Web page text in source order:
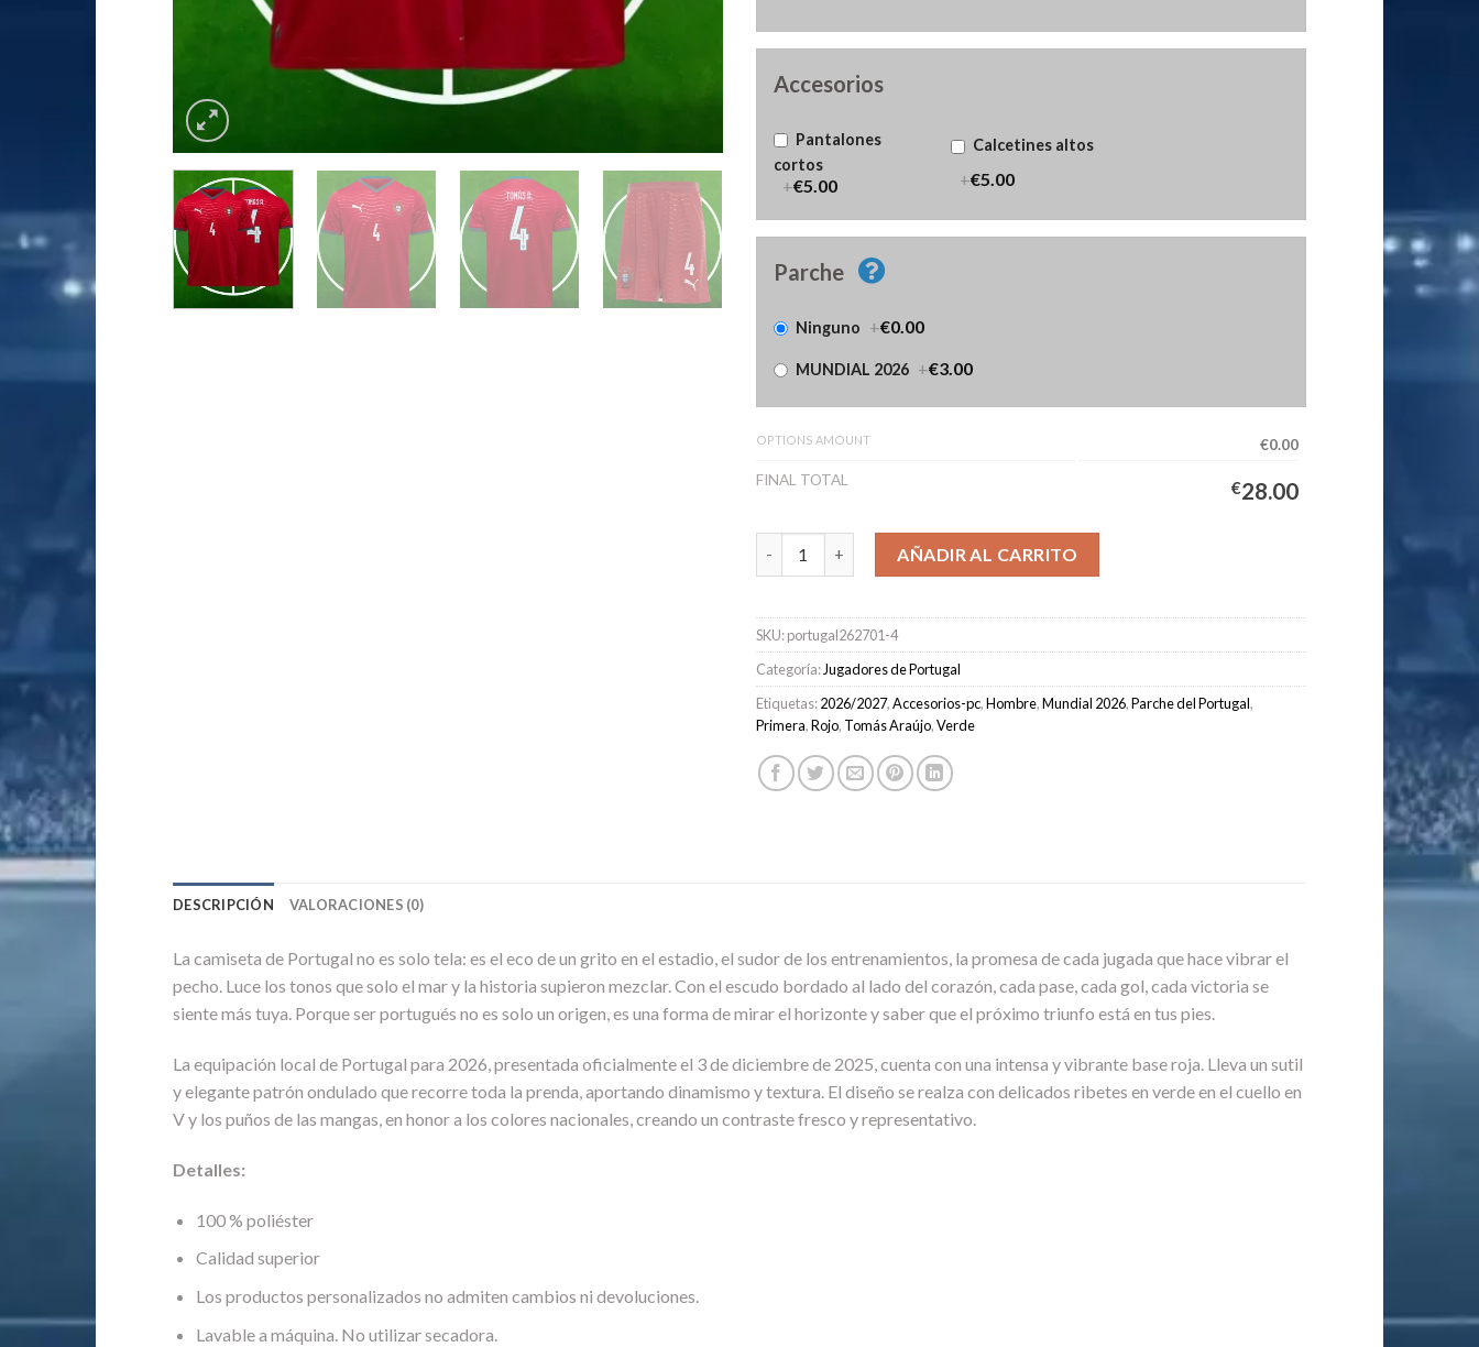
Accesorios
Pantalones
cortos
+€5.00
Calcetines altos
+€5.00
Parche
Ninguno +€0.00
MUNDIAL 2026 +€3.00
OPTIONS AMOUNT
€0.00
FINAL TOTAL
€28.00
Camiseta Portugal Primera Equipación Hombre 2026/2027 - TOMÁS A. #4 cantidad
AÑADIR AL CARRITO
SKU:portugal262701-4
Categoría: Jugadores de Portugal
Etiquetas:2026/2027,Accesorios-pc,Hombre,Mundial 2026,Parche del Portugal,
Primera,Rojo, Tomás Araújo,Verde
DESCRIPCIÓN VALORACIONES (0)
La camiseta de Portugal no es solo tela: es el eco de un grito en el estadio, el sudor de los entrenamientos, la promesa de cada jugada que hace vibrar el
pecho. Luce los tonos que solo el mar y la historia supieron mezclar. Con el escudo bordado al lado del corazón, cada pase, cada gol, cada victoria se
siente más tuya. Porque ser portugués no es solo un origen, es una forma de mirar el horizonte y saber que el próximo triunfo está en tus pies.
La equipación local de Portugal para 2026, presentada oficialmente el 3 de diciembre de 2025, cuenta con una intensa y vibrante base roja. Lleva un sutil
y elegante patrón ondulado que recorre toda la prenda, aportando dinamismo y textura. El diseño se realza con delicados ribetes en verde en el cuello en
V y los puños de las mangas, en honor a los colores nacionales, creando un contraste fresco y representativo.
Detalles:
100 % poliéster
Calidad superior
Los productos personalizados no admiten cambios ni devoluciones.
Lavable a máquina. No utilizar secadora.